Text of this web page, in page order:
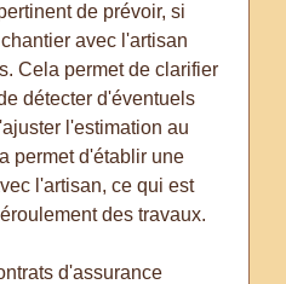
de prévoir, si
avec l'artisan
Cela permet de clarifier
détecter d'éventuels
l'estimation au
permet d'établir une
l'artisan, ce qui est
des travaux.
d'assurance